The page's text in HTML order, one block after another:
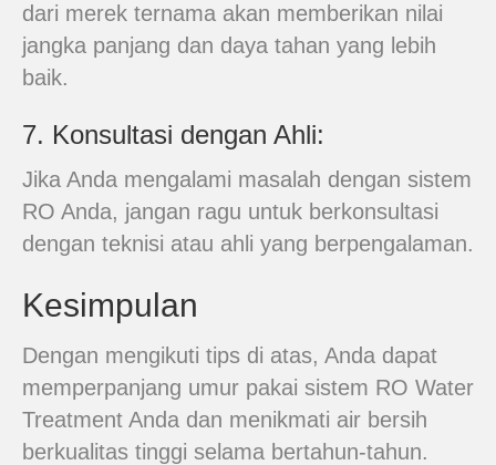
dari merek ternama akan memberikan nilai
jangka panjang dan daya tahan yang lebih
baik.
7. Konsultasi dengan Ahli:
Jika Anda mengalami masalah dengan sistem
RO Anda, jangan ragu untuk berkonsultasi
dengan teknisi atau ahli yang berpengalaman.
Kesimpulan
Dengan mengikuti tips di atas, Anda dapat
memperpanjang umur pakai sistem RO Water
Treatment Anda dan menikmati air bersih
berkualitas tinggi selama bertahun-tahun.